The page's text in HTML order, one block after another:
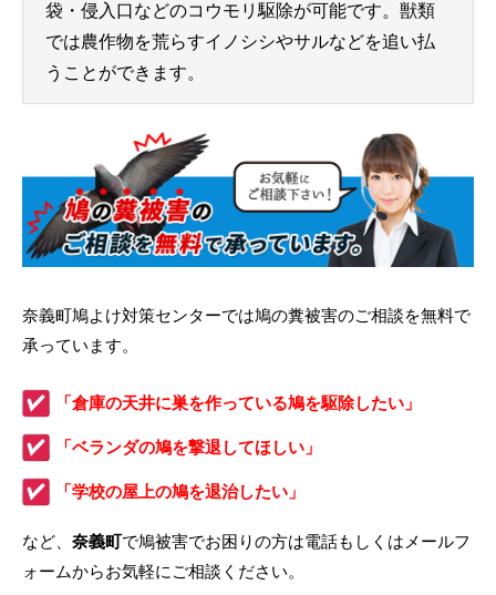
袋・侵入口などのコウモリ駆除が可能です。獣類
では農作物を荒らすイノシシやサルなどを追い払
うことができます。
奈義町鳩よけ対策センターでは鳩の糞被害のご相談を無料で
承っています。
「倉庫の天井に巣を作っている鳩を駆除したい」
「ベランダの鳩を撃退してほしい」
「学校の屋上の鳩を退治したい」
など、 奈義町で鳩被害でお困りの方は電話もしくはメールフ
ォームからお気軽にご相談ください。